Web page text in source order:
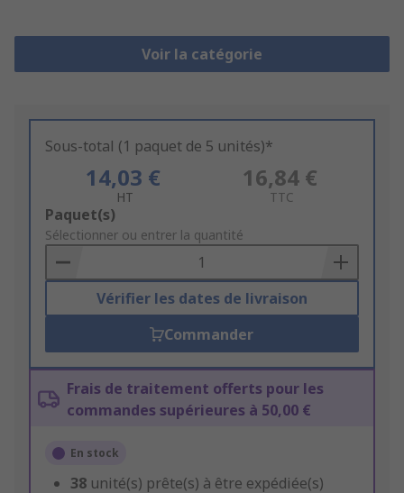
Voir la catégorie
Sous-total (1 paquet de 5 unités)*
14,03 €
HT
16,84 €
TTC
Add
to
Basket
Paquet(s)
Sélectionner ou entrer la quantité
Vérifier les dates de livraison
Commander
Frais de traitement offerts pour les
commandes supérieures à 50,00 €
En stock
38 unité(s) prête(s) à être expédiée(s)